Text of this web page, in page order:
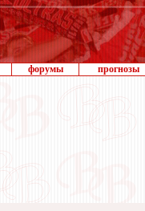
форумы прогнозы